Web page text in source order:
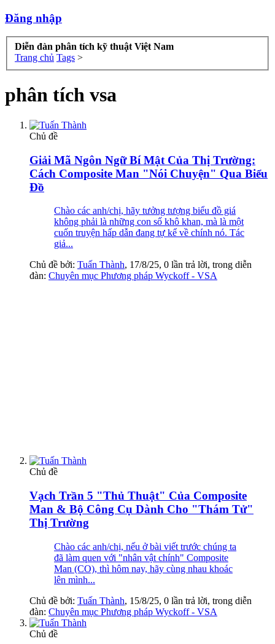
Đăng nhập
Diễn đàn phân tích kỹ thuật Việt Nam
Trang chủ Tags >
phân tích vsa
Chủ đề
Giải Mã Ngôn Ngữ Bí Mật Của Thị Trường:
Cách Composite Man "Nói Chuyện" Qua Biểu
Đồ
Chào các anh/chị, hãy tưởng tượng biểu đồ giá
không phải là những con số khô khan, mà là một
cuốn truyện hấp dẫn đang tự kể về chính nó. Tác
giả...
Chủ đề bởi: Tuấn Thành, 17/8/25, 0 lần trả lời, trong diễn
đàn: Chuyên mục Phương pháp Wyckoff - VSA
Chủ đề
Vạch Trần 5 "Thủ Thuật" Của Composite
Man & Bộ Công Cụ Dành Cho "Thám Tử"
Thị Trường
Chào các anh/chị, nếu ở bài viết trước chúng ta
đã làm quen với "nhân vật chính" Composite
Man (CO), thì hôm nay, hãy cùng nhau khoác
lên mình...
Chủ đề bởi: Tuấn Thành, 15/8/25, 0 lần trả lời, trong diễn
đàn: Chuyên mục Phương pháp Wyckoff - VSA
Chủ đề